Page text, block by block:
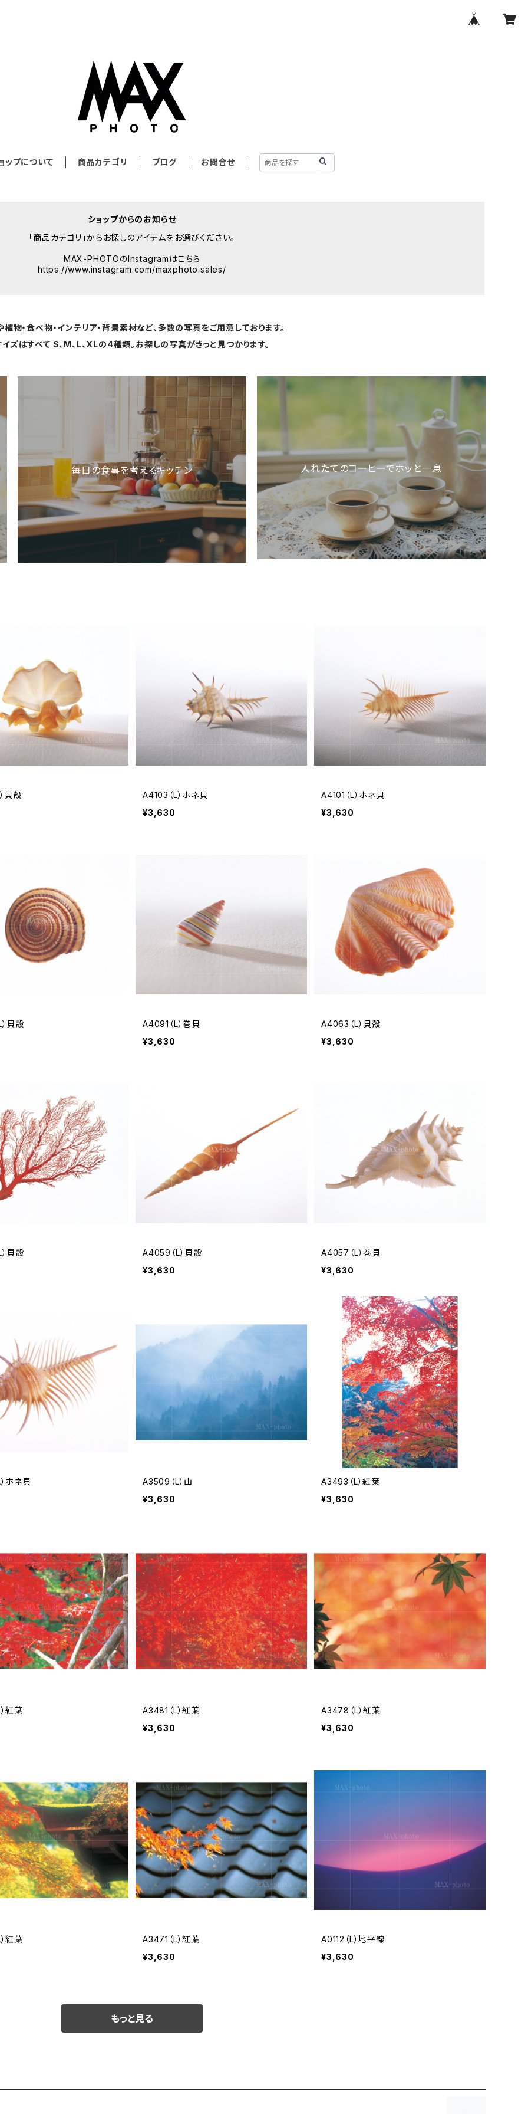
ップについて 商品カテゴリ ブログ お問合せ
ショップからのお知らせ
「商品カテゴリ」からお探しのアイテムをお選びください。
MAX-PHOTOのInstagramはこちら
https://www.instagram.com/maxphoto.sales/
植物・食べ物・インテリア・背景素材など、多数の写真をご用意しております。
イズはすべて S、M、L、XLの4種類。お探しの写真がきっと見つかります。
毎日の食事を考えるキッチン 入れたてのコーヒーでホッと一息
貝殻
A4103（L）ホネ貝
¥3,630
A4101（L）ホネ貝
¥3,630
貝殻
A4091（L）巻貝
¥3,630
A4063（L）貝殻
¥3,630
貝殻
A4059（L）貝殻
¥3,630
A4057（L）巻貝
¥3,630
ホネ貝
A3509（L）山
¥3,630
A3493（L）紅葉
¥3,630
紅葉
A3481（L）紅葉
¥3,630
A3478（L）紅葉
¥3,630
紅葉
A3471（L）紅葉
¥3,630
A0112（L）地平線
¥3,630
もっと見る